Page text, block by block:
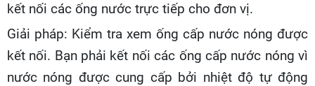
kết nối các ống nước trực tiếp cho đơn vị.
Giải pháp: Kiểm tra xem ống cấp nước nóng được
kết nối. Bạn phải kết nối các ống cấp nước nóng vì
nước nóng được cung cấp bởi nhiệt độ tự động